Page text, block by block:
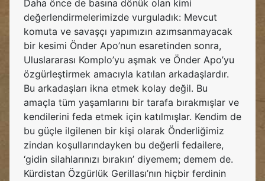
Daha önce de basına dönük olan kimi
değerlendirmelerimizde vurguladık: Mevcut
komuta ve savaşçı yapımızın azımsanmayacak
bir kesimi Önder Apo’nun esaretinden sonra,
Uluslararası Komplo’yu aşmak ve Önder Apo’yu
özgürleştirmek amacıyla katılan arkadaşlardır.
Bu arkadaşları ikna etmek kolay değil. Bu
amaçla tüm yaşamlarını bir tarafa bırakmışlar ve
kendilerini feda etmek için katılmışlar. Kendim de
bu güçle ilgilenen bir kişi olarak Önderliğimiz
zindan koşullarındayken bu değerli fedailere,
‘gidin silahlarınızı bırakın’ diyemem; demem de.
Kürdistan Özgürlük Gerillası’nın hiçbir ferdinin